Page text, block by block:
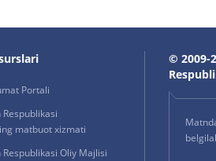
Portali
matbuot xizmati
Oliy Majlisi
© 2009-